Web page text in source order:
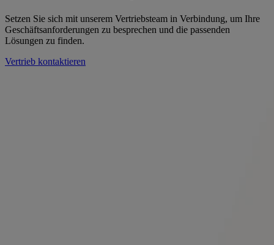
Setzen Sie sich mit unserem Vertriebsteam in Verbindung, um Ihre
Geschäftsanforderungen zu besprechen und die passenden
Lösungen zu finden.
Vertrieb kontaktieren